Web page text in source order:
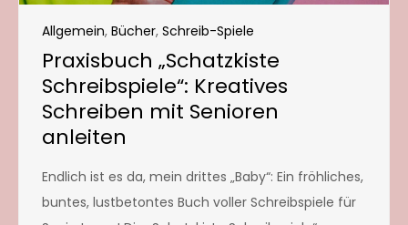
Allgemein, Bücher, Schreib-Spiele
Praxisbuch „Schatzkiste
Schreibspiele“: Kreatives
Schreiben mit Senioren
anleiten
Endlich ist es da, mein drittes „Baby“: Ein fröhliches,
buntes, lustbetontes Buch voller Schreibspiele für